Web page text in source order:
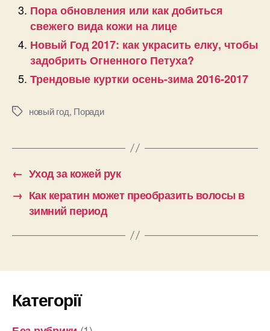
Пора обновления или как добиться
свежего вида кожи на лице
Новый Год 2017: как украсить елку, чтобы
задобрить Огненного Петуха?
Трендовые куртки осень-зима 2016-2017
Позначкиновый год, Поради
← Уход за кожей рук
→ Как кератин может преобразить волосы в
зимний период
Категорії